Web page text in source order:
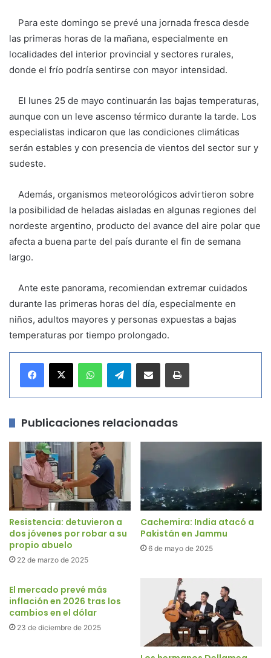
Para este domingo se prevé una jornada fresca desde
las primeras horas de la mañana, especialmente en
localidades del interior provincial y sectores rurales,
donde el frío podría sentirse con mayor intensidad.
El lunes 25 de mayo continuarán las bajas temperaturas,
aunque con un leve ascenso térmico durante la tarde. Los
especialistas indicaron que las condiciones climáticas
serán estables y con presencia de vientos del sector sur y
sudeste.
Además, organismos meteorológicos advirtieron sobre
la posibilidad de heladas aisladas en algunas regiones del
nordeste argentino, producto del avance del aire polar que
afecta a buena parte del país durante el fin de semana
largo.
Ante este panorama, recomiendan extremar cuidados
durante las primeras horas del día, especialmente en
niños, adultos mayores y personas expuestas a bajas
temperaturas por tiempo prolongado.
Telegram
Publicaciones relacionadas
Resistencia: detuvieron a
dos jóvenes por robar a su
propio abuelo
22 de marzo de 2025
Cachemira: India atacó a
Pakistán en Jammu
6 de mayo de 2025
El mercado prevé más
inflación en 2026 tras los
cambios en el dólar
23 de diciembre de 2025